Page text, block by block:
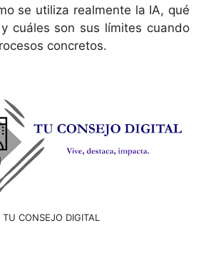
se utiliza realmente la IA, qué
cuáles son sus límites cuando
concretos.
TU CONSEJO DIGITAL